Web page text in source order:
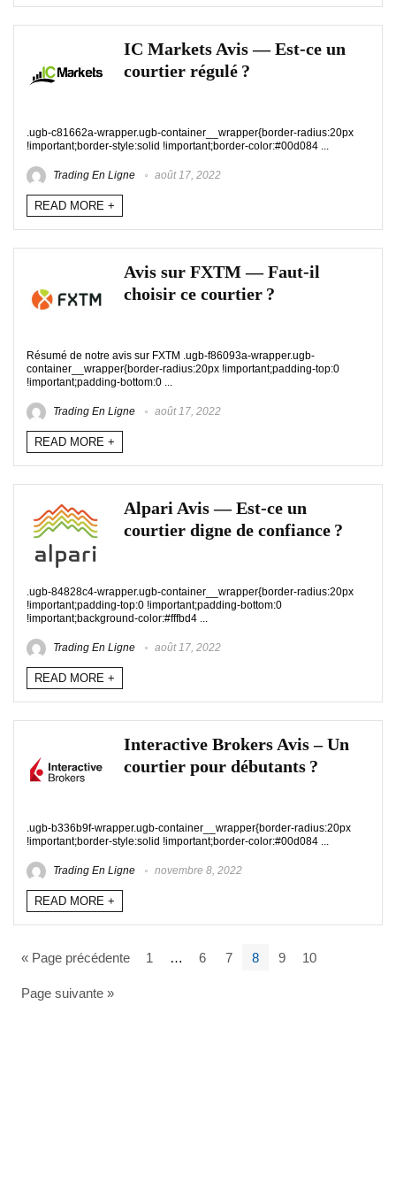
IC Markets Avis — Est-ce un
courtier régulé ?
.ugb-c81662a-wrapper.ugb-container__wrapper{border-radius:20px
!important;border-style:solid !important;border-color:#00d084 ...
Trading En Ligne août 17, 2022
READ MORE +
Avis sur FXTM — Faut-il
choisir ce courtier ?
Résumé de notre avis sur FXTM .ugb-f86093a-wrapper.ugb-
container__wrapper{border-radius:20px !important;padding-top:0
!important;padding-bottom:0 ...
Trading En Ligne août 17, 2022
READ MORE +
Alpari Avis — Est-ce un
courtier digne de confiance ?
.ugb-84828c4-wrapper.ugb-container__wrapper{border-radius:20px
!important;padding-top:0 !important;padding-bottom:0
!important;background-color:#fffbd4 ...
Trading En Ligne août 17, 2022
READ MORE +
Interactive Brokers Avis – Un
courtier pour débutants ?
.ugb-b336b9f-wrapper.ugb-container__wrapper{border-radius:20px
!important;border-style:solid !important;border-color:#00d084 ...
Trading En Ligne novembre 8, 2022
READ MORE +
« Page précédente 1 … 6 7 8 9 10
Page suivante »